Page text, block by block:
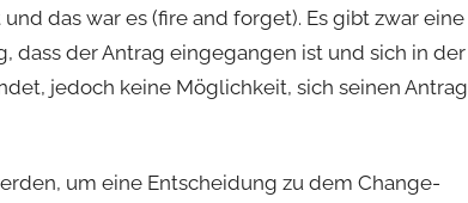
das war es (fire and forget). Es gibt zwar eine
dass der Antrag eingegangen ist und sich in der
jedoch keine Möglichkeit, sich seinen Antrag
um eine Entscheidung zu dem Change-